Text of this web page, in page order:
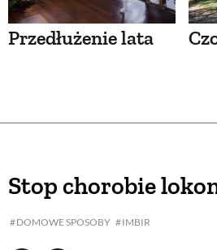
Przedłużenie lata
Stop chorobie
DOMOWE SPOSOBY IMBIR